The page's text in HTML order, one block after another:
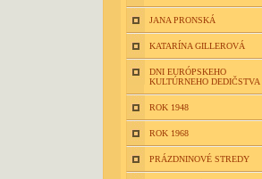
JANA PRONSKÁ
KATARÍNA GILLEROVÁ
DNI EURÓPSKEHO
KULTÚRNEHO DEDIČSTVA
ROK 1948
ROK 1968
PRÁZDNINOVÉ STREDY